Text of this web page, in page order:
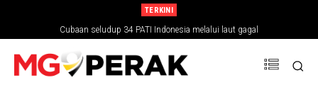
TERKINI
Cubaan seludup 34 PATI Indonesia melalui laut gagal